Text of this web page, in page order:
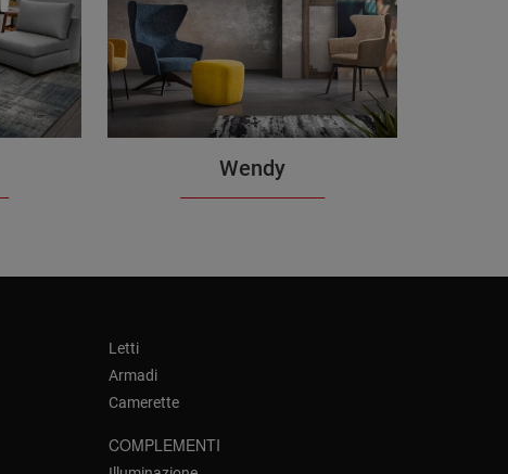
Wendy
Letti
Armadi
Camerette
COMPLEMENTI